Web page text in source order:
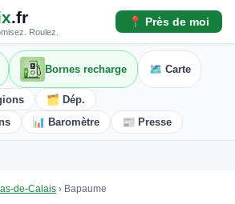
.fr
Roulez.
📍 Près de moi
Bornes recharge 🗺️ Carte
🗂️ Dép.
📊 Baromètre 📰 Presse
de-Calais › Bapaume